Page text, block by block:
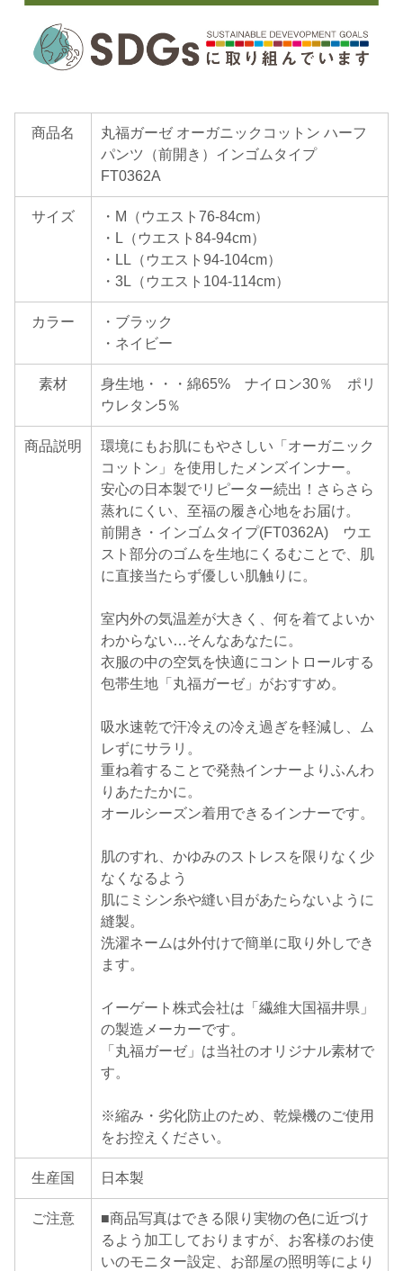
商品名
丸福ガーゼ オーガニックコットン ハーフ
パンツ（前開き）インゴムタイプ
FT0362A
サイズ
・M（ウエスト76-84cm）
・L（ウエスト84-94cm）
・LL（ウエスト94-104cm）
・3L（ウエスト104-114cm）
カラー
・ブラック
・ネイビー
素材
身生地・・・綿65% ナイロン30％ ポリ
ウレタン5％
商品説明
環境にもお肌にもやさしい「オーガニック
コットン」を使用したメンズインナー。
安心の日本製でリピーター続出！さらさら
蒸れにくい、至福の履き心地をお届け。
前開き・インゴムタイプ(FT0362A) ウエ
スト部分のゴムを生地にくるむことで、肌
に直接当たらず優しい肌触りに。
室内外の気温差が大きく、何を着てよいか
わからない…そんなあなたに。
衣服の中の空気を快適にコントロールする
包帯生地「丸福ガーゼ」がおすすめ。
吸水速乾で汗冷えの冷え過ぎを軽減し、ム
レずにサラリ。
重ね着することで発熱インナーよりふんわ
りあたたかに。
オールシーズン着用できるインナーです。
肌のすれ、かゆみのストレスを限りなく少
なくなるよう
肌にミシン糸や縫い目があたらないように
縫製。
洗濯ネームは外付けで簡単に取り外しでき
ます。
イーゲート株式会社は「繊維大国福井県」
の製造メーカーです。
「丸福ガーゼ」は当社のオリジナル素材で
す。
※縮み・劣化防止のため、乾燥機のご使用
をお控えください。
生産国 日本製
ご注意
■商品写真はできる限り実物の色に近づけ
るよう加工しておりますが、お客様のお使
いのモニター設定、お部屋の照明等により